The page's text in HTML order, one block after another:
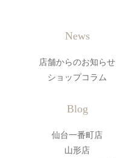
News
店舗からのお知らせ
ショップコラム
Blog
仙台一番町店
山形店